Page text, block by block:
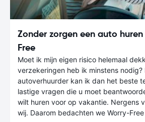
Zonder zorgen een auto
Free
Moet ik mijn eigen risico helemaal
verzekeringen heb ik minstens nodig?
autoverhuurder kan ik dan het beste
lastige vragen die u moet
wilt huren voor op vakantie. Nergens
wij. Daarom bedachten we Worry-Free